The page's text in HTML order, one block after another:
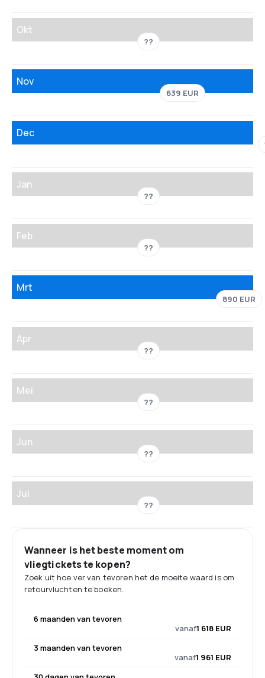
Okt
??
Nov
639 EUR
Dec
Jan
??
Feb
??
Mrt
890 EUR
Apr
??
Mei
??
Jun
??
Jul
??
Wanneer is het beste moment om
vliegtickets te kopen?
Zoek uit hoe ver van tevoren het de moeite waard is om
retourvluchten te boeken.
6 maanden van tevoren
vanaf1 618 EUR
3 maanden van tevoren
vanaf1 961 EUR